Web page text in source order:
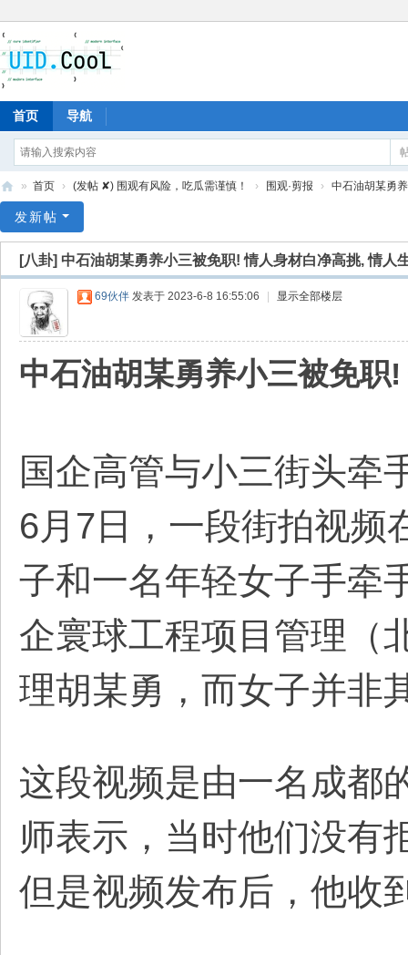
首页 导航
爱
» 首页 › (发帖 ✘) 围观有风险，吃瓜需谨慎！ › 围观·剪报 › 中石油胡某勇
发新帖
[八卦] 中石油胡某勇养小三被免职! 情人身材白净高挑, 情人
69伙伴 发表于 2023-6-8 16:55:06 显示全部楼层
中石油胡某勇养小三被免职
国企高管与小三街头牵
6月7日，一段街拍视频
子和一名年轻女子手牵
企寰球工程项目管理（
理胡某勇，而女子并非
这段视频是由一名成都
师表示，当时他们没有
但是视频发布后，他收